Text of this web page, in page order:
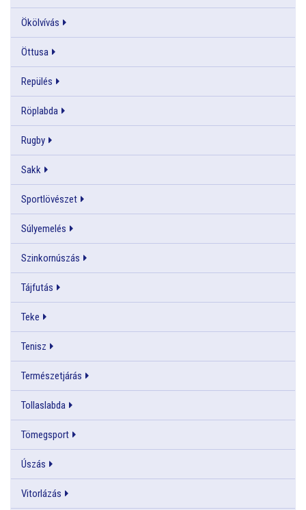
Ökölvívás
Öttusa
Repülés
Röplabda
Rugby
Sakk
Sportlövészet
Súlyemelés
Szinkornúszás
Tájfutás
Teke
Tenisz
Természetjárás
Tollaslabda
Tömegsport
Úszás
Vitorlázás